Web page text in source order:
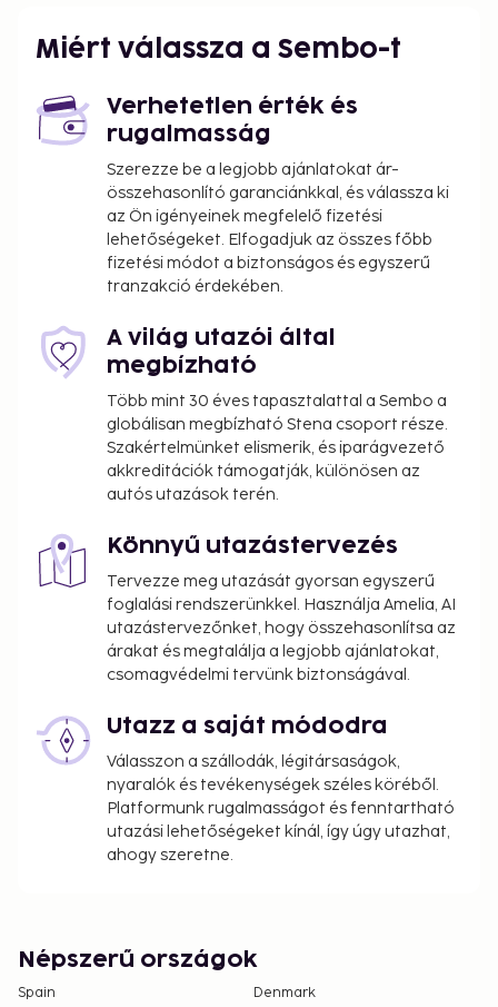
Breakage deposit: EUR 2000.00 per stay
person, per night. This tax does not apply to
children under 18 years of age.
We have included all charges provided to us by the
Cash transactions at this property cannot
exceed EUR 1000, due to national regulations.
For further details, please contact the property
This property's policy is to refuse certain
bookings for the purpose of group events or
parties, including pre-wedding stag/bachelor
and hen/bachelorette parties.
The property is professionally cleaned.
Miért válassza a Sembo-t
Verhetetlen érték és
rugalmasság
Szerezze be a legjobb ajánlatokat ár-
összehasonlító garanciánkkal, és válassza ki
az Ön igényeinek megfelelő fizetési
lehetőségeket. Elfogadjuk az összes főbb
fizetési módot a biztonságos és egyszerű
tranzakció érdekében.
A világ utazói által
megbízható
Több mint 30 éves tapasztalattal a Sembo a
globálisan megbízható Stena csoport része.
Szakértelmünket elismerik, és iparágvezető
akkreditációk támogatják, különösen az
autós utazások terén.
Könnyű utazástervezés
Tervezze meg utazását gyorsan egyszerű
foglalási rendszerünkkel. Használja Amelia, AI
utazástervezőnket, hogy összehasonlítsa az
árakat és megtalálja a legjobb ajánlatokat,
csomagvédelmi tervünk biztonságával.
Utazz a saját módodra
Válasszon a szállodák, légitársaságok,
nyaralók és tevékenységek széles köréből.
Platformunk rugalmasságot és fenntartható
utazási lehetőségeket kínál, így úgy utazhat,
ahogy szeretne.
Népszerű országok
Spain
Denmark